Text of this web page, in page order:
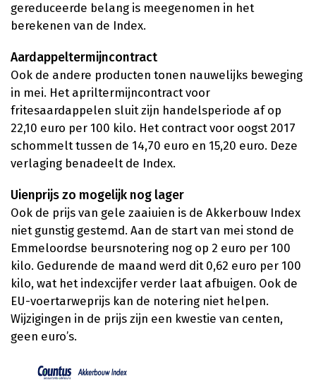
gereduceerde belang is meegenomen in het
berekenen van de Index.
Aardappeltermijncontract
Ook de andere producten tonen nauwelijks beweging
in mei. Het apriltermijncontract voor
fritesaardappelen sluit zijn handelsperiode af op
22,10 euro per 100 kilo. Het contract voor oogst 2017
schommelt tussen de 14,70 euro en 15,20 euro. Deze
verlaging benadeelt de Index.
Uienprijs zo mogelijk nog lager
Ook de prijs van gele zaaiuien is de Akkerbouw Index
niet gunstig gestemd. Aan de start van mei stond de
Emmeloordse beursnotering nog op 2 euro per 100
kilo. Gedurende de maand werd dit 0,62 euro per 100
kilo, wat het indexcijfer verder laat afbuigen. Ook de
EU-voertarweprijs kan de notering niet helpen.
Wijzigingen in de prijs zijn een kwestie van centen,
geen euro’s.